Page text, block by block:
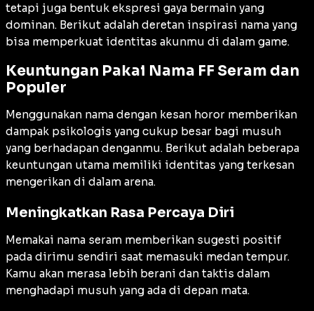
tetapi juga bentuk ekspresi gaya bermain yang
dominan. Berikut adalah deretan inspirasi nama yang
bisa memperkuat identitas akunmu di dalam game.
Keuntungan Pakai Nama FF Seram dan
Populer
Menggunakan nama dengan kesan horor memberikan
dampak psikologis yang cukup besar bagi musuh
yang berhadapan denganmu. Berikut adalah beberapa
keuntungan utama memiliki identitas yang terkesan
mengerikan di dalam arena.
Meningkatkan Rasa Percaya Diri
Memakai nama seram memberikan sugesti positif
pada dirimu sendiri saat memasuki medan tempur.
Kamu akan merasa lebih berani dan taktis dalam
menghadapi musuh yang ada di depan mata.